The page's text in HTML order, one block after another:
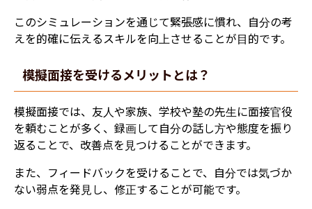
このシミュレーションを通じて緊張感に慣れ、自分の考
えを的確に伝えるスキルを向上させることが目的です。
模擬面接を受けるメリットとは？
模擬面接では、友人や家族、学校や塾の先生に面接官役
を頼むことが多く、録画して自分の話し方や態度を振り
返ることで、改善点を見つけることができます。
また、フィードバックを受けることで、自分では気づか
ない弱点を発見し、修正することが可能です。